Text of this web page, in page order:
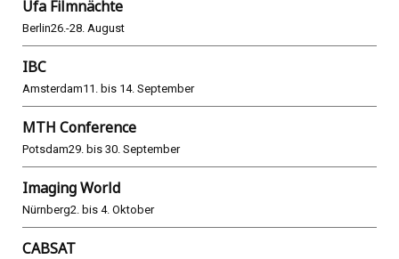
Ufa Filmnächte
Berlin26.-28. August
IBC
Amsterdam11. bis 14. September
MTH Conference
Potsdam29. bis 30. September
Imaging World
Nürnberg2. bis 4. Oktober
CABSAT